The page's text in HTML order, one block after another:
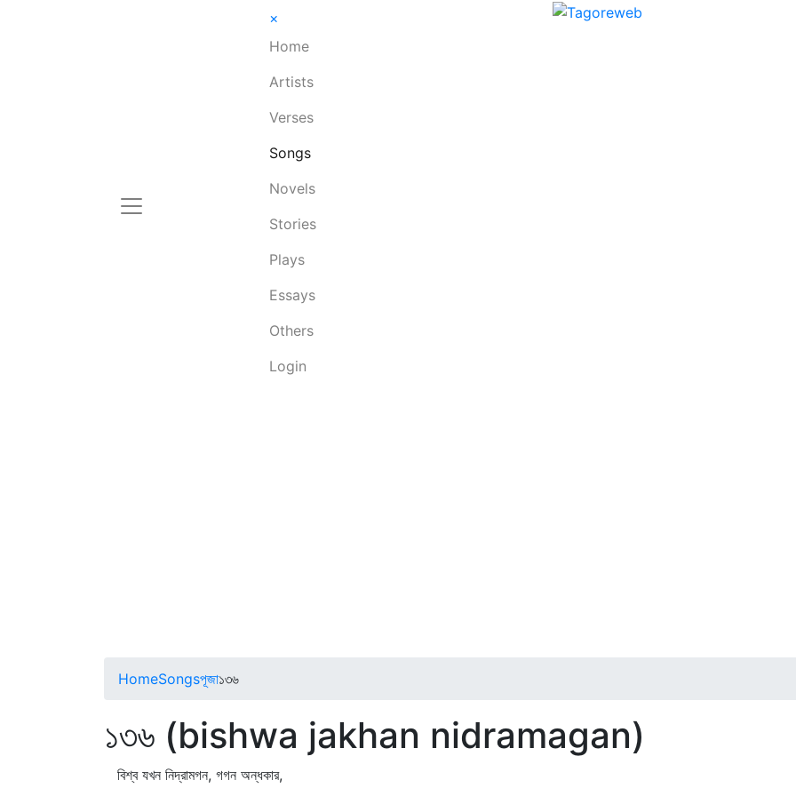
×
Home
Artists
Verses
Songs
Novels
Stories
Plays
Essays
Others
Login
HomeSongsপূজা১৩৬
১৩৬ (bishwa jakhan nidramagan)
বিশ্ব যখন নিদ্রামগন, গগন অন্ধকার,